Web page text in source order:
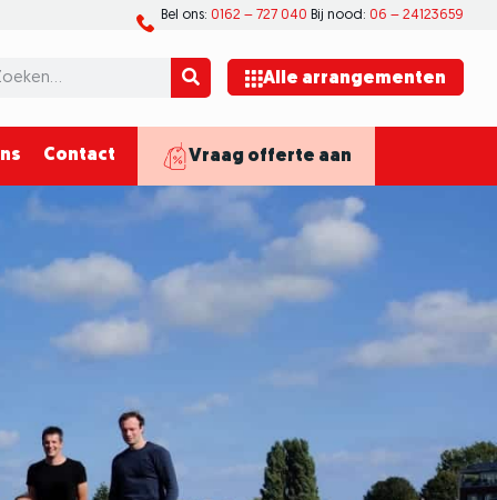
Bel ons: 0162 – 727 040 Bij nood: 06 – 24123659
Alle arrangementen
Contact Vraag offerte aan